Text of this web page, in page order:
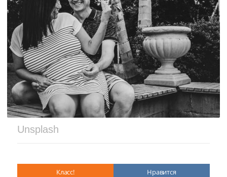
Unsplash
Класс! Нравится